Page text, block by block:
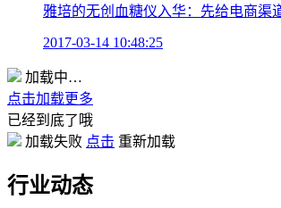
雅培的无创血糖仪入华：先给电商渠
2017-03-14 10:48:25
加载中…
点击加载更多
已经到底了哦
加载失败 点击 重新加载
行业动态